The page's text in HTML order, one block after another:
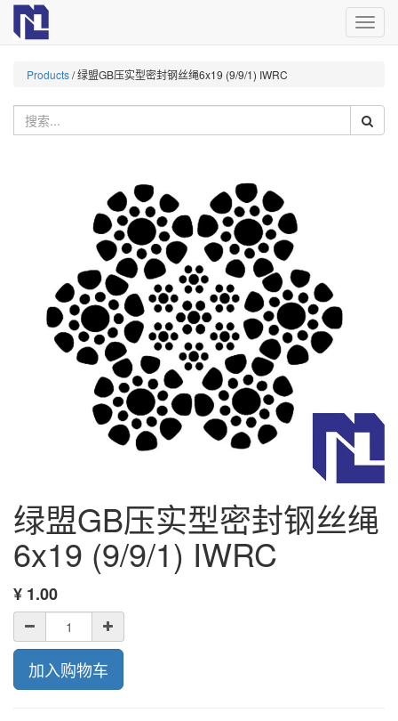
切
换
Products/绿盟GB压实型密封钢丝绳6x19 (9/9/1) IWRC
绿盟GB压实型密封钢丝绳
6x19 (9/9/1) IWRC
¥ 1.00
加入购物车